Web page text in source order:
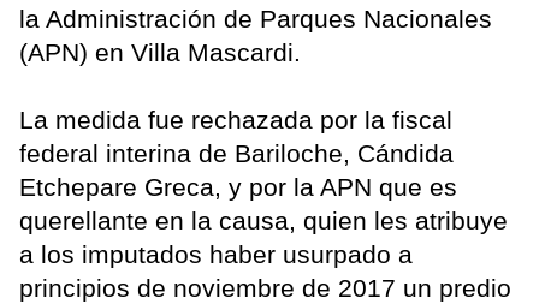
la Administración de Parques Nacionales
(APN) en Villa Mascardi.
La medida fue rechazada por la fiscal
federal interina de Bariloche, Cándida
Etchepare Greca, y por la APN que es
querellante en la causa, quien les atribuye
a los imputados haber usurpado a
principios de noviembre de 2017 un predio